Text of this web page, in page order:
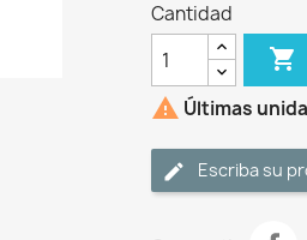
Cantidad

 Últimas
Escriba su